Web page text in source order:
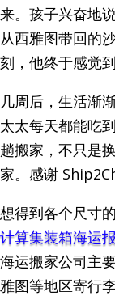
来。孩子兴奋地
从西雅图带回的
刻，他终于感觉
几周后，生活渐
太太每天都能吃
趟搬家，不只是
家。感谢
想得到各个尺寸
计算集装箱海运
海运搬家公司主
雅图等地区寄行